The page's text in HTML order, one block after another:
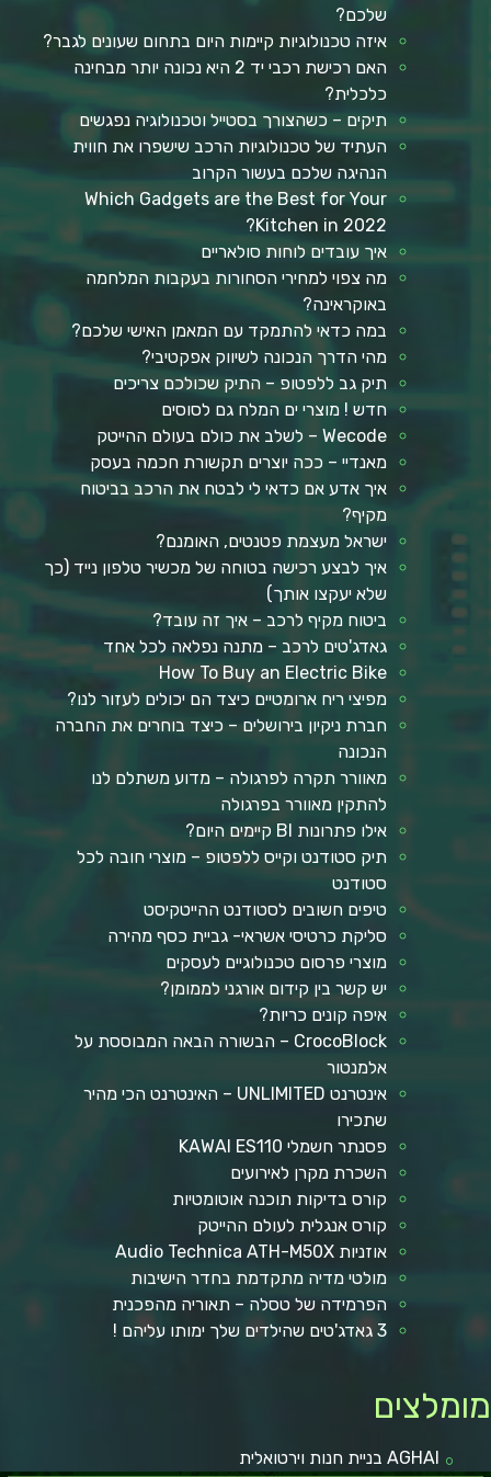
שלכם?
איזה טכנולוגיות קיימות היום בתחום שעונים לגבר?
האם רכישת רכבי יד 2 היא נכונה יותר מבחינה
כלכלית?
תיקים – כשהצורך בסטייל וטכנולוגיה נפגשים
העתיד של טכנולוגיות הרכב שישפרו את חווית
הנהיגה שלכם בעשור הקרוב
Which Gadgets are the Best for Your
Kitchen in 2022?
איך עובדים לוחות סולאריים
מה צפוי למחירי הסחורות בעקבות המלחמה
באוקראינה?
במה כדאי להתמקד עם המאמן האישי שלכם?
מהי הדרך הנכונה לשיווק אפקטיבי?
תיק גב ללפטופ – התיק שכולכם צריכים
חדש ! מוצרי ים המלח גם לסוסים
Wecode – לשלב את כולם בעולם ההייטק
מאנדיי – ככה יוצרים תקשורת חכמה בעסק
איך אדע אם כדאי לי לבטח את הרכב בביטוח
מקיף?
ישראל מעצמת פטנטים, האומנם?
איך לבצע רכישה בטוחה של מכשיר טלפון נייד (כך
שלא יעקצו אותך)
ביטוח מקיף לרכב – איך זה עובד?
גאדג'טים לרכב – מתנה נפלאה לכל אחד
How To Buy an Electric Bike
מפיצי ריח ארומטיים כיצד הם יכולים לעזור לנו?
חברת ניקיון בירושלים – כיצד בוחרים את החברה
הנכונה
מאוורר תקרה לפרגולה – מדוע משתלם לנו
להתקין מאוורר בפרגולה
אילו פתרונות BI קיימים היום?
תיק סטודנט וקייס ללפטופ – מוצרי חובה לכל
סטודנט
טיפים חשובים לסטודנט ההייטקיסט
סליקת כרטיסי אשראי- גביית כסף מהירה
מוצרי פרסום טכנולוגיים לעסקים
יש קשר בין קידום אורגני לממומן?
איפה קונים כריות?
CrocoBlock – הבשורה הבאה המבוססת על
אלמנטור
אינטרנט UNLIMITED – האינטרנט הכי מהיר
שתכירו
פסנתר חשמלי KAWAI ES110
השכרת מקרן לאירועים
קורס בדיקות תוכנה אוטומטיות
קורס אנגלית לעולם ההייטק
אוזניות Audio Technica ATH-M50X
מולטי מדיה מתקדמת בחדר הישיבות
הפרמידה של טסלה – תאוריה מהפכנית
3 גאדג'טים שהילדים שלך ימותו עליהם !
AGHAI בניית חנות וירטואלית